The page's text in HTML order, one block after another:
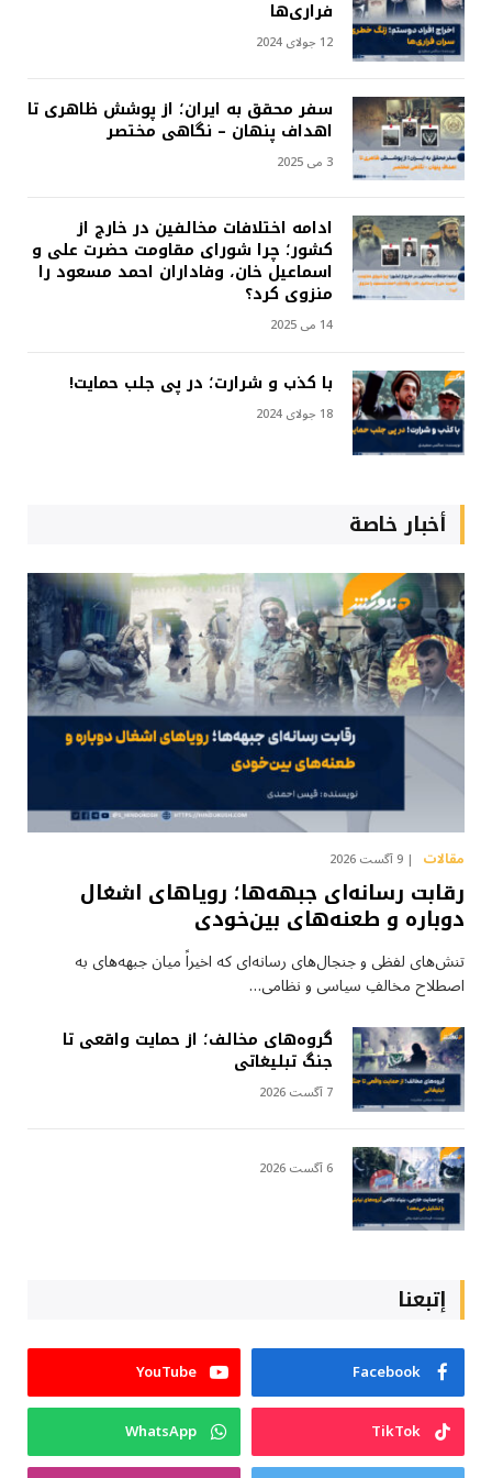
فراری‌ها
12 جولای 2024
سفر محقق به ایران؛ از پوشش ظاهری تا
اهداف پنهان – نگاهی مختصر
3 می 2025
ادامه اختلافات مخالفین در خارج از
کشور؛ چرا شورای مقاومت حضرت علی و
اسماعیل خان، وفاداران احمد مسعود را
منزوی کرد؟
14 می 2025
با کذب و شرارت؛ در پی جلب حمایت!
18 جولای 2024
أخبار خاصة
مقالات 9 آگست 2026
رقابت رسانه‌ای جبهه‌ها؛ رویاهای اشغال
دوباره و طعنه‌های بین‌خودی
تنش‌های لفظی و جنجال‌های رسانه‌ای که اخیراً میان جبهه‌های به
اصطلاح مخالفِ سیاسی و نظامی…
گروه‌های مخالف؛ از حمایت واقعی تا
جنگ تبلیغاتی
7 آگست 2026
6 آگست 2026
إتبعنا
Facebook
YouTube
TikTok
WhatsApp